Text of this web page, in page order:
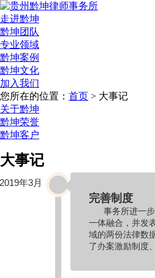
走进黔坤
黔坤团队
专业领域
黔坤案例
黔坤文化
加入我们
您所在的位置： 首页 > 大事记
关于黔坤
黔坤荣誉
黔坤客户
大事记
2019年3月
完善制度
事务所进一步
一体融合，并发
域的两份法律数
了办案激励制度